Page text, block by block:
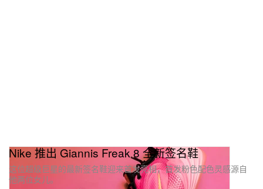
Nike 推出 Giannis Freak 8 全新签名鞋
这位超级巨星的最新签名鞋迎来首发亮相，首发粉色配色灵感源自
他两位女儿。